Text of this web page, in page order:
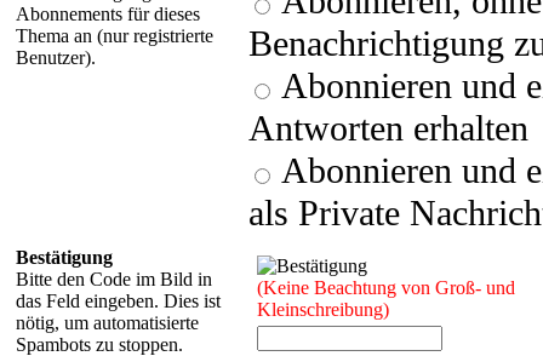
Abonnements für dieses
Thema an (nur registrierte
Benutzer).
Benachrichtigung
Abonnieren und
Antworten erhalten
Abonnieren und
als Private
Bestätigung
Bitte den Code im Bild in
das Feld eingeben. Dies ist
nötig, um automatisierte
Spambots zu stoppen.
(Keine Beachtung von Groß- und
Kleinschreibung)